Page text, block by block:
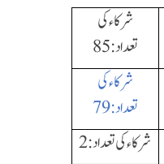
شرکاء کی
تعداد: 85
شرکاء کی
تعداد:79
شرکاء کی تعداد: 2